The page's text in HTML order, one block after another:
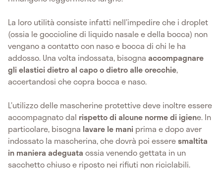
La loro utilità consiste infatti nell’impedire che i droplet
(ossia le goccioline di liquido nasale e della bocca) non
vengano a contatto con naso e bocca di chi le ha
addosso. Una volta indossata, bisogna accompagnare
gli elastici dietro al capo o dietro alle orecchie,
accertandosi che copra bocca e naso.
L’utilizzo delle mascherine protettive deve inoltre essere
accompagnato dal rispetto di alcune norme di igiene. In
particolare, bisogna lavare le mani prima e dopo aver
indossato la mascherina, che dovrà poi esseresmaltita
in maniera adeguata ossia venendo gettata in un
sacchetto chiuso e riposto nei rifiuti non riciclabili.